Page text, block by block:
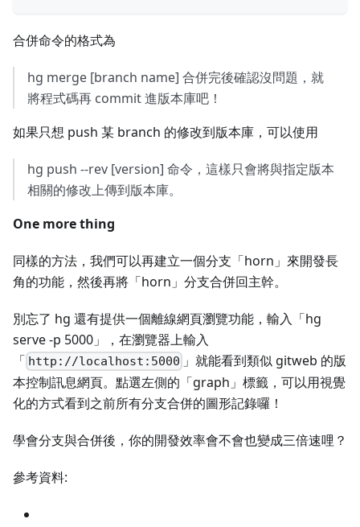
合併命令的格式為
hg merge [branch name] 合併完後確認沒問題，就
將程式碼再 commit 進版本庫吧！
如果只想 push 某 branch 的修改到版本庫，可以使用
hg push --rev [version] 命令，這樣只會將與指定版本
相關的修改上傳到版本庫。
One more thing
同樣的方法，我們可以再建立一個分支「horn」來開發長
角的功能，然後再將「horn」分支合併回主幹。
別忘了 hg 還有提供一個離線網頁瀏覽功能，輸入「hg
serve -p 5000」，在瀏覽器上輸入
「 http://localhost:5000 」就能看到類似 gitweb 的版
本控制訊息網頁。點選左側的「graph」標籤，可以用視覺
化的方式看到之前所有分支合併的圖形記錄囉！
學會分支與合併後，你的開發效率會不會也變成三倍速哩？
參考資料: